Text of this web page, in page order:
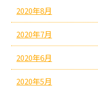
2020年8月
2020年7月
2020年6月
2020年5月